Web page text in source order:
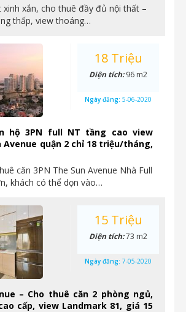
xinh xắn, cho thuê đầy đủ nội thất –
thấp, view thoáng…
hộ 3PN full NT tầng cao view
Avenue quận 2 chỉ 18 triệu/tháng,
căn 3PN The Sun Avenue Nhà Full
khách có thể dọn vào…
18 Triệu
Diện tích:96 m2
Ngày đăng: 5-06-2020
– Cho thuê căn 2 phòng ngủ,
cấp, view Landmark 81, giá 15
15 Triệu
Diện tích:73 m2
Ngày đăng: 7-05-2020